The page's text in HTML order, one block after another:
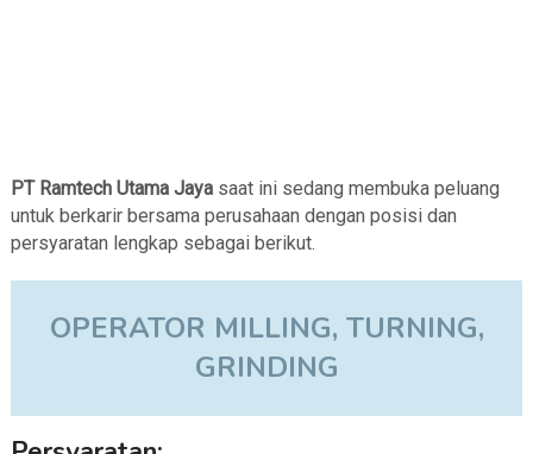
PT Ramtech Utama Jaya saat ini sedang membuka peluang
untuk berkarir bersama perusahaan dengan posisi dan
persyaratan lengkap sebagai berikut.
OPERATOR MILLING, TURNING,
GRINDING